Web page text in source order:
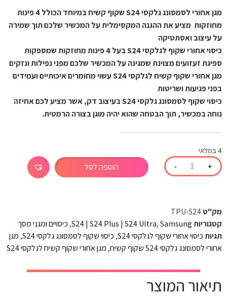
מגן אחורי לסמסונג גלקסי S24 שקוף קשיח במיוחד הכולל 4 פינות
מחוזקות מציע את ההגנה המקסימלית על המכשיר שלכם תוך שמירה
על עיצוב ואסתטיקה
כיסוי אחורי שקוף לגלקסי S24 בעל 4 פינות מחוזקות שמספקות
ספיגת זעזועים מצוינת שמגינה על המכשיר שלכם מפני נפילות ונזקים
מגן אחורי שקוף קשיח לגלקסי S24 עשוי מחומרים איכותיים ועמידים
בפני פגיעות ושריטות
כיסוי שקוף לסמסונג גלקסי S24 בעיצוב דק, אשר מציע לכם אחיזה
נוחה במכשיר, תוך הבטחה שהוא יהיה מוגן בצורה הרמטית.
4 במלאי
+
- הוספה לסל
מק"טTPU-S24
קטגוריות
S24 | S24 Plus | S24 Ultra,Samsung
, כיסויים ומגני מסך
תגיותכיסוי אחורי שקוף לגלקסי S24 , כיסוי שקוף לסמסונג גלקסי S24 , מגן
אחורי לסמסונג גלקסי S24 שקוף קשיח
, מגן אחורי שקוף קשיח לגלקסי S24
תיאור המוצר